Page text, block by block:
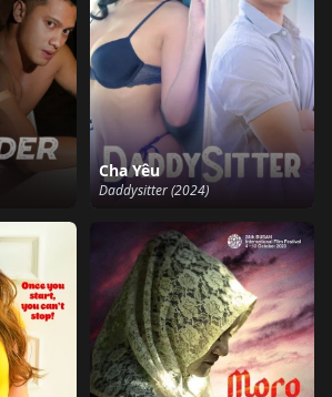
Cha Yêu
Daddysitter (2024)